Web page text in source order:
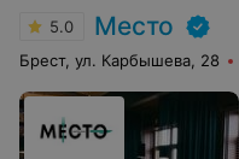
5.0 Место
Брест, ул. Карбышева, 28